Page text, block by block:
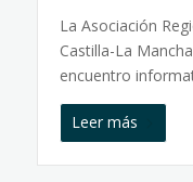
La Asociación
Castilla-La
encuentro
Leer más